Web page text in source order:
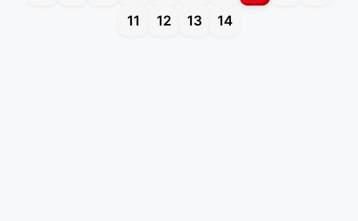
11
12 13 14